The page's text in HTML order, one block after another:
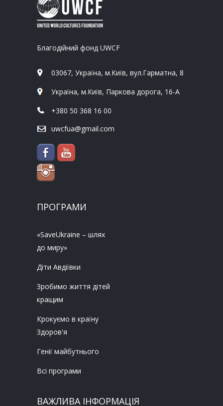
Благодійний фонд UWCF
03067, Україна, м.Київ, вул.Гарматна, 8
Україна, м.Київ, Паркова дорога, 16-А
+380 50 368 16 00
uwcfua@gmail.com
ПРОГРАМИ
«SaveUkraine – шлях
до миру»
Діти Авдіївки
Зробимо життя дітей
кращим
Крокуємо в країну
Здоров'я
Генії майбутнього
Всі програми
ВАЖЛИВА ІНФОРМАЦІЯ